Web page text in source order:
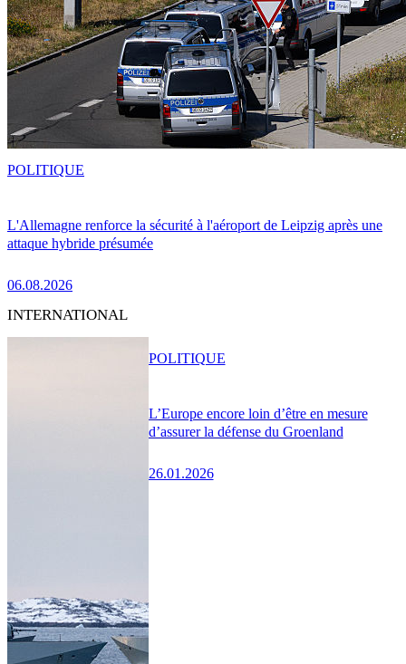
L'Allemagne renforce la sécurité à l'aéroport de Leipzig après une
attaque hybride présumée
06.08.2026
POLITIQUE
INTERNATIONAL
L’Europe encore loin d’être en mesure
d’assurer la défense du Groenland
26.01.2026
POLITIQUE